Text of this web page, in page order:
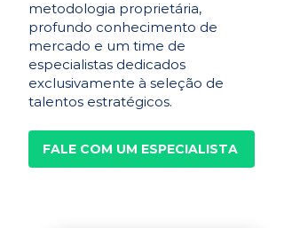
metodologia proprietária,
profundo conhecimento de
mercado e um time de
especialistas dedicados
exclusivamente à seleção de
talentos estratégicos.
FALE COM UM ESPECIALISTA